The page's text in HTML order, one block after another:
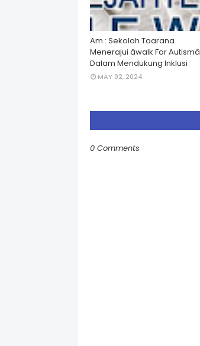
Am : Sekolah Taarana
Menerajui âwalk For Autismâ
Dalam Mendukung Inklusi
MAY 02, 2024
0 Comments